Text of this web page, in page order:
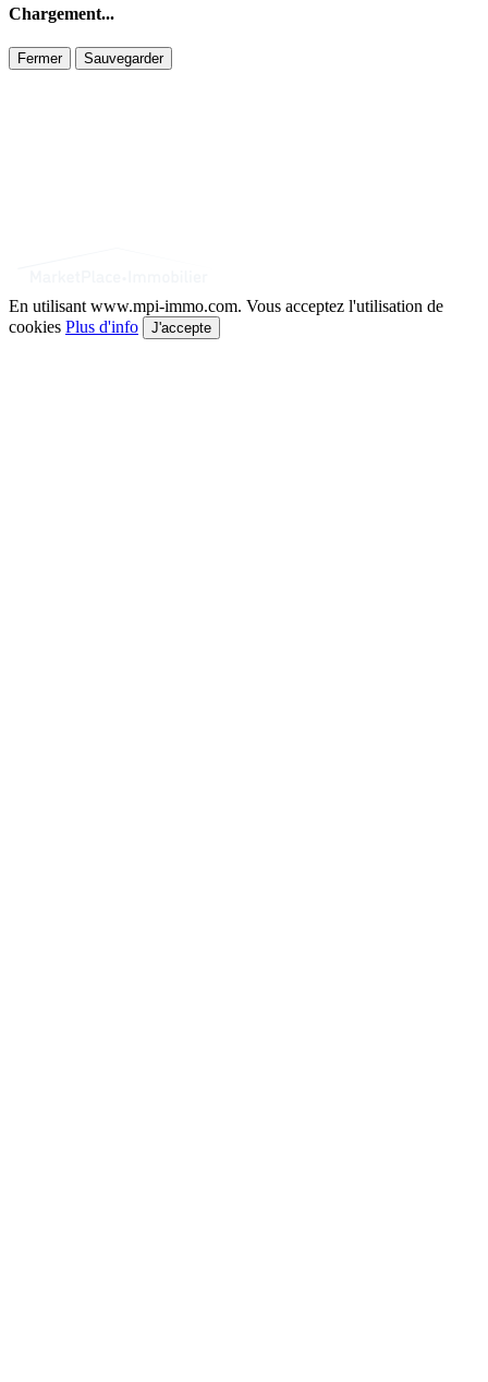
Chargement...
Fermer Sauvegarder
En utilisant www.mpi-immo.com. Vous acceptez l'utilisation de
cookies Plus d'info J'accepte